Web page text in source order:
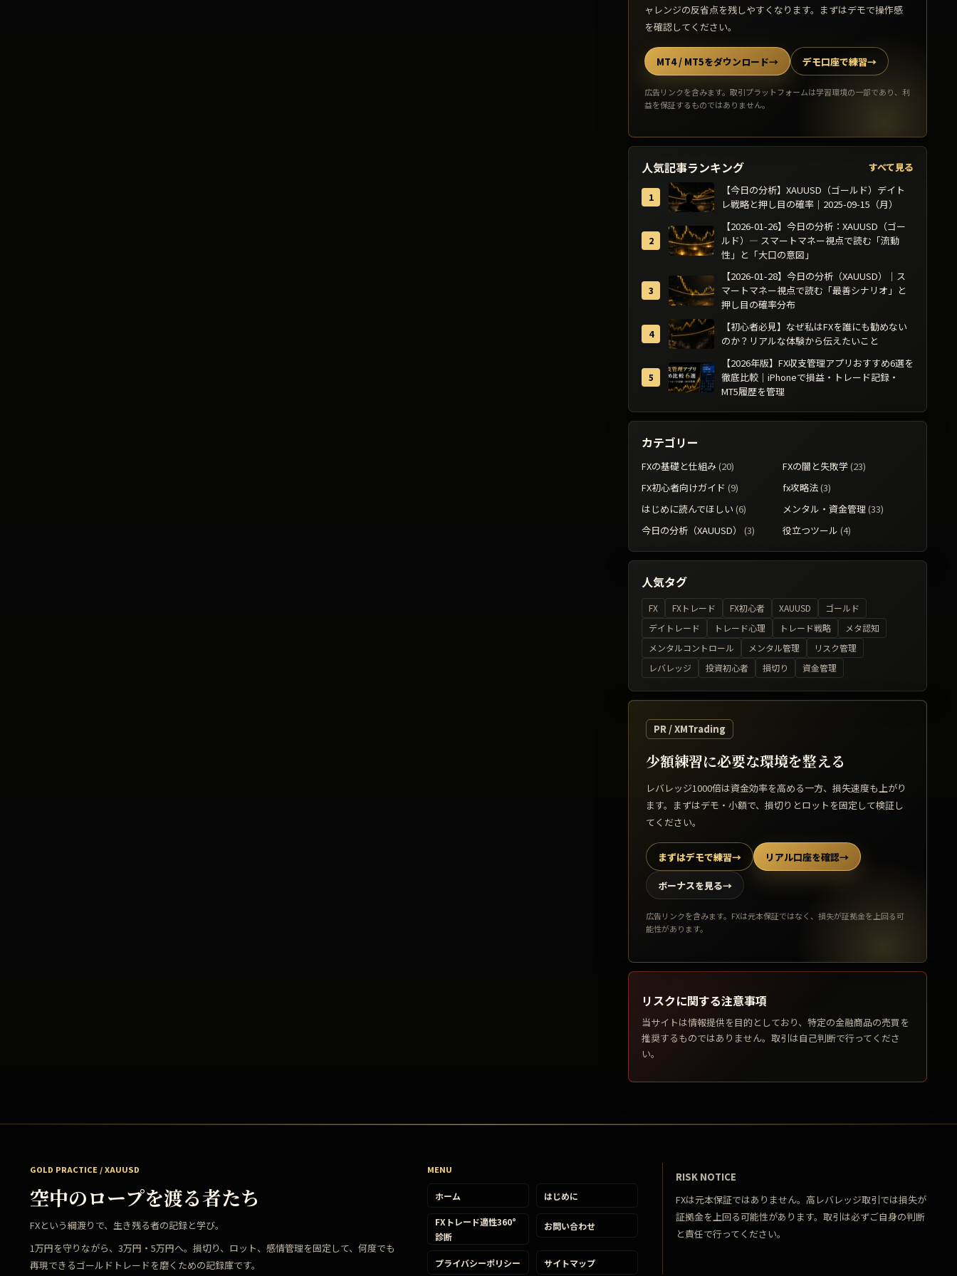
ャレンジの反省点を残しやすくなります。まずはデモで操作感
を確認してください。
MT4 / MT5をダウンロード→ デモ口座で練習→
広告リンクを含みます。取引プラットフォームは学習環境の一部であり、利
益を保証するものではありません。
人気記事ランキング
すべて見る
【今日の分析】XAUUSD（ゴールド）デイト
レ戦略と押し目の確率｜2025-09-15（月）
【2026-01-26】今日の分析：XAUUSD（ゴー
ルド）— スマートマネー視点で読む「流動
性」と「大口の意図」
【2026-01-28】今日の分析（XAUUSD）｜ス
マートマネー視点で読む「最善シナリオ」と
押し目の確率分布
【初心者必見】なぜ私はFXを誰にも勧めない
のか？リアルな体験から伝えたいこと
【2026年版】FX収支管理アプリおすすめ6選を
徹底比較｜iPhoneで損益・トレード記録・
MT5履歴を管理
カテゴリー
FXの基礎と仕組み(20) FXの闇と失敗学(23)
FX初心者向けガイド (9) fx攻略法(3)
はじめに読んでほしい (6) メンタル・資金管理(33)
今日の分析（XAUUSD）
(3) 役立つツール (4)
人気タグ
FX FXトレード FX初心者 XAUUSD
ゴールド
デイトレード
トレード心理 トレード戦略
メタ認知
メンタルコントロール
メンタル管理
リスク管理
レバレッジ
投資初心者 損切り 資金管理
PR / XMTrading
少額練習に必要な環境を整える
レバレッジ1000倍は資金効率を高める一方、損失速度も上がり
ます。まずはデモ・小額で、損切りとロットを固定して検証し
てください。
まずはデモで練習→ リアル口座を確認→
ボーナスを見る→
広告リンクを含みます。FXは元本保証ではなく、損失が証拠金を上回る可
能性があります。
リスクに関する注意事項
当サイトは情報提供を目的としており、特定の金融商品の売買を
推奨するものではありません。取引は自己判断で行ってくださ
い。
GOLD PRACTICE / XAUUSD
空中のロープを渡る者たち
FXという綱渡りで、生き残る者の記録と学び。
1万円を守りながら、3万円・5万円へ。損切り、ロット、感情管理を固定して、何度でも
再現できるゴールドトレードを磨くための記録庫です。
MENU
ホーム はじめに
FXトレード適性360°
診断
お問い合わせ
プライバシーポリシー サイトマップ
RISK NOTICE
FXは元本保証ではありません。高レバレッジ取引では損失が
証拠金を上回る可能性があります。取引は必ずご自身の判断
と責任で行ってください。